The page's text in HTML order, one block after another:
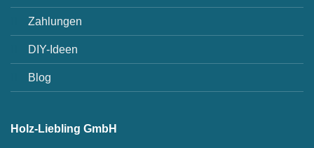
Zahlungen
DIY-Ideen
Blog
Holz-Liebling GmbH